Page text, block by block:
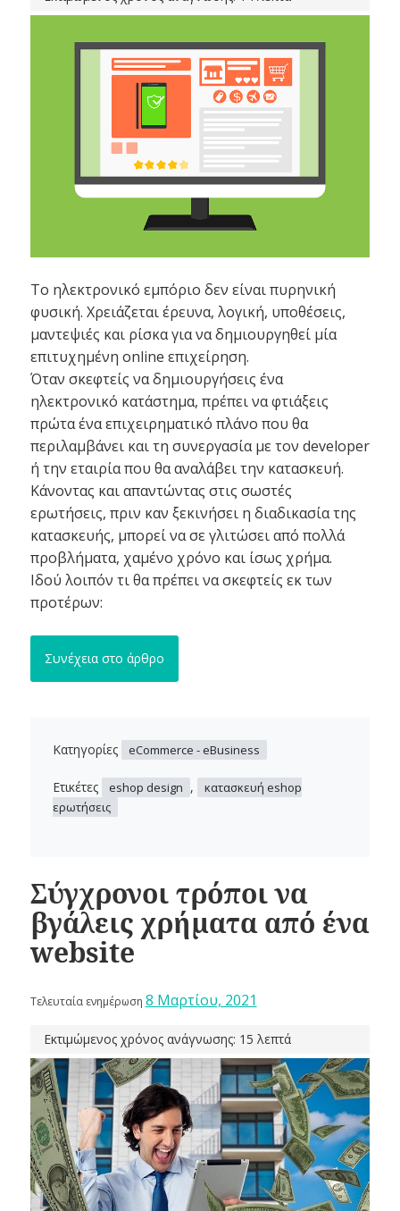
Το ηλεκτρονικό εμπόριο δεν είναι πυρηνική
φυσική. Χρειάζεται έρευνα, λογική, υποθέσεις,
μαντεψιές και ρίσκα για να δημιουργηθεί μία
επιτυχημένη online επιχείρηση.
Όταν σκεφτείς να δημιουργήσεις ένα
ηλεκτρονικό κατάστημα, πρέπει να φτιάξεις
πρώτα ένα επιχειρηματικό πλάνο που θα
περιλαμβάνει και τη συνεργασία με τον developer
ή την εταιρία που θα αναλάβει την κατασκευή.
Κάνοντας και απαντώντας στις σωστές
ερωτήσεις, πριν καν ξεκινήσει η διαδικασία της
κατασκευής, μπορεί να σε γλιτώσει από πολλά
προβλήματα, χαμένο χρόνο και ίσως χρήμα.
Ιδού λοιπόν τι θα πρέπει να σκεφτείς εκ των
προτέρων:
Συνέχεια στο άρθρο
Κατηγορίες eCommerce - eBusiness
Ετικέτες eshop design ,
κατασκευή eshop
ερωτήσεις
Σύγχρονοι τρόποι να
βγάλεις χρήματα από ένα
website
Τελευταία ενημέρωση 8 Μαρτίου, 2021
Εκτιμώμενος χρόνος ανάγνωσης: 15 λεπτά